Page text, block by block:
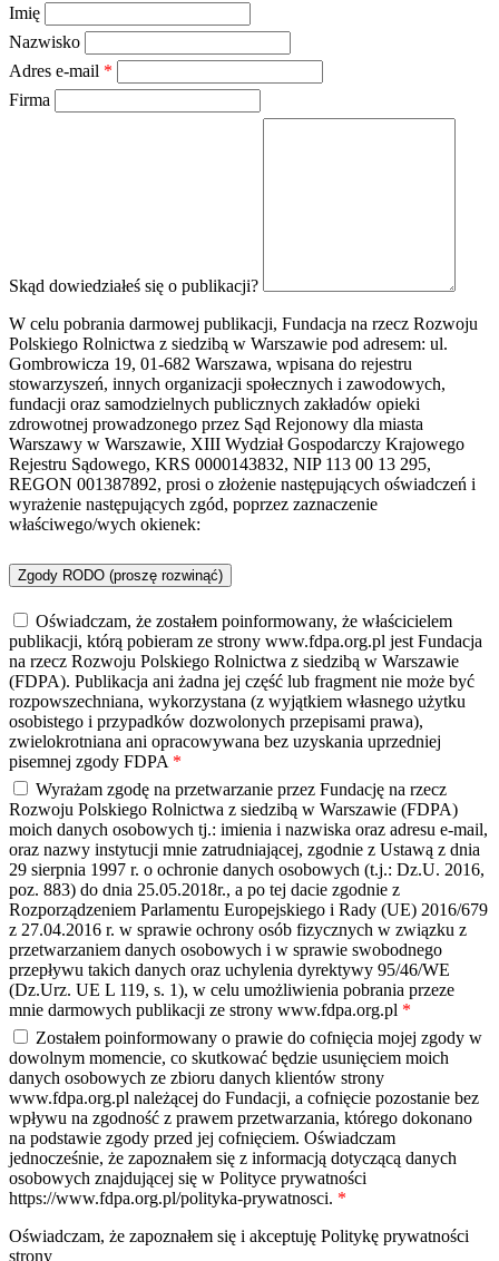
Imię
Nazwisko
Adres e-mail *
Firma
Skąd dowiedziałeś się o publikacji?
W celu pobrania darmowej publikacji, Fundacja na rzecz Rozwoju
Polskiego Rolnictwa z siedzibą w Warszawie pod adresem: ul.
Gombrowicza 19, 01-682 Warszawa, wpisana do rejestru
stowarzyszeń, innych organizacji społecznych i zawodowych,
fundacji oraz samodzielnych publicznych zakładów opieki
zdrowotnej prowadzonego przez Sąd Rejonowy dla miasta
Warszawy w Warszawie, XIII Wydział Gospodarczy Krajowego
Rejestru Sądowego, KRS 0000143832, NIP 113 00 13 295,
REGON 001387892, prosi o złożenie następujących oświadczeń i
wyrażenie następujących zgód, poprzez zaznaczenie
właściwego/wych okienek:
Zgody RODO (proszę rozwinąć)
Oświadczam, że zostałem poinformowany, że właścicielem
publikacji, którą pobieram ze strony www.fdpa.org.pl jest Fundacja
na rzecz Rozwoju Polskiego Rolnictwa z siedzibą w Warszawie
(FDPA). Publikacja ani żadna jej część lub fragment nie może być
rozpowszechniana, wykorzystana (z wyjątkiem własnego użytku
osobistego i przypadków dozwolonych przepisami prawa),
zwielokrotniana ani opracowywana bez uzyskania uprzedniej
pisemnej zgody FDPA *
Wyrażam zgodę na przetwarzanie przez Fundację na rzecz
Rozwoju Polskiego Rolnictwa z siedzibą w Warszawie (FDPA)
moich danych osobowych tj.: imienia i nazwiska oraz adresu e-mail,
oraz nazwy instytucji mnie zatrudniającej, zgodnie z Ustawą z dnia
29 sierpnia 1997 r. o ochronie danych osobowych (t.j.: Dz.U. 2016,
poz. 883) do dnia 25.05.2018r., a po tej dacie zgodnie z
Rozporządzeniem Parlamentu Europejskiego i Rady (UE) 2016/679
z 27.04.2016 r. w sprawie ochrony osób fizycznych w związku z
przetwarzaniem danych osobowych i w sprawie swobodnego
przepływu takich danych oraz uchylenia dyrektywy 95/46/WE
(Dz.Urz. UE L 119, s. 1), w celu umożliwienia pobrania przeze
mnie darmowych publikacji ze strony www.fdpa.org.pl *
Zostałem poinformowany o prawie do cofnięcia mojej zgody w
dowolnym momencie, co skutkować będzie usunięciem moich
danych osobowych ze zbioru danych klientów strony
www.fdpa.org.pl należącej do Fundacji, a cofnięcie pozostanie bez
wpływu na zgodność z prawem przetwarzania, którego dokonano
na podstawie zgody przed jej cofnięciem. Oświadczam
jednocześnie, że zapoznałem się z informacją dotyczącą danych
osobowych znajdującej się w Polityce prywatności
https://www.fdpa.org.pl/polityka-prywatnosci. *
Oświadczam, że zapoznałem się i akceptuję Politykę prywatności
strony